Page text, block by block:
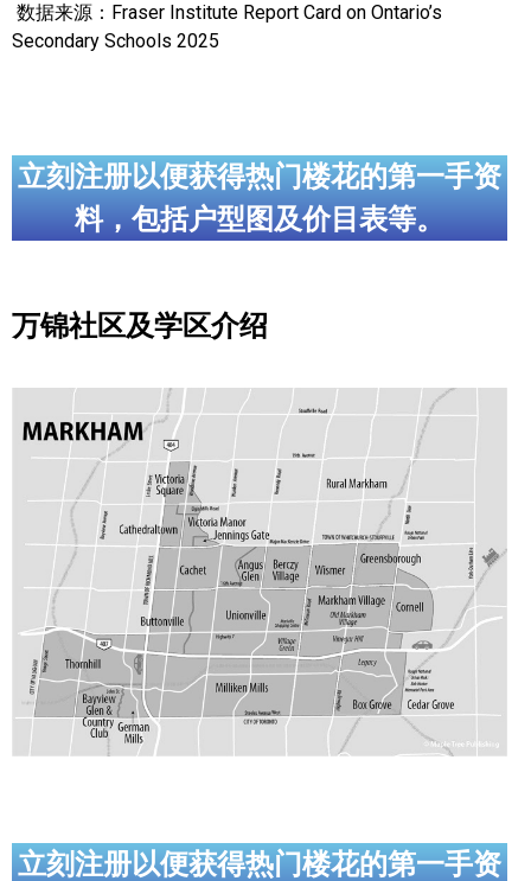
为什么移民加拿大
加拿大的历史文化
定居安大略省
加拿大的福利制度
吃货眼中的加拿大地图
数据来源：Fraser Institute Report Card on Ontario’s
Secondary Schools 2025
立刻注册以便获得热门楼花的第一手资
料，包括户型图及价目表等。
万锦社区及学区介绍
立刻注册以便获得热门楼花的第一手资